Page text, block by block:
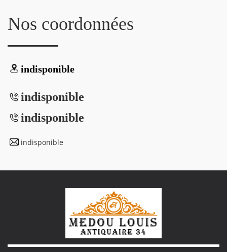
Nos coordonnées
indisponible
indisponible
indisponible
indisponible